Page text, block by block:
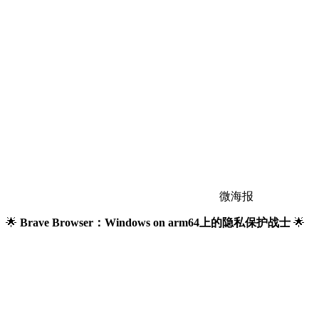
微海报
🌟 Brave Browser：Windows on arm64上的隐私保护战士 🌟